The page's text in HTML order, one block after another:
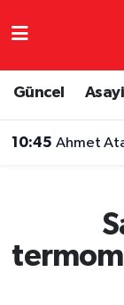
Güncel
10:45 Ahmet
Spor
Eskişehir
TFF 3.Lig
Tüm